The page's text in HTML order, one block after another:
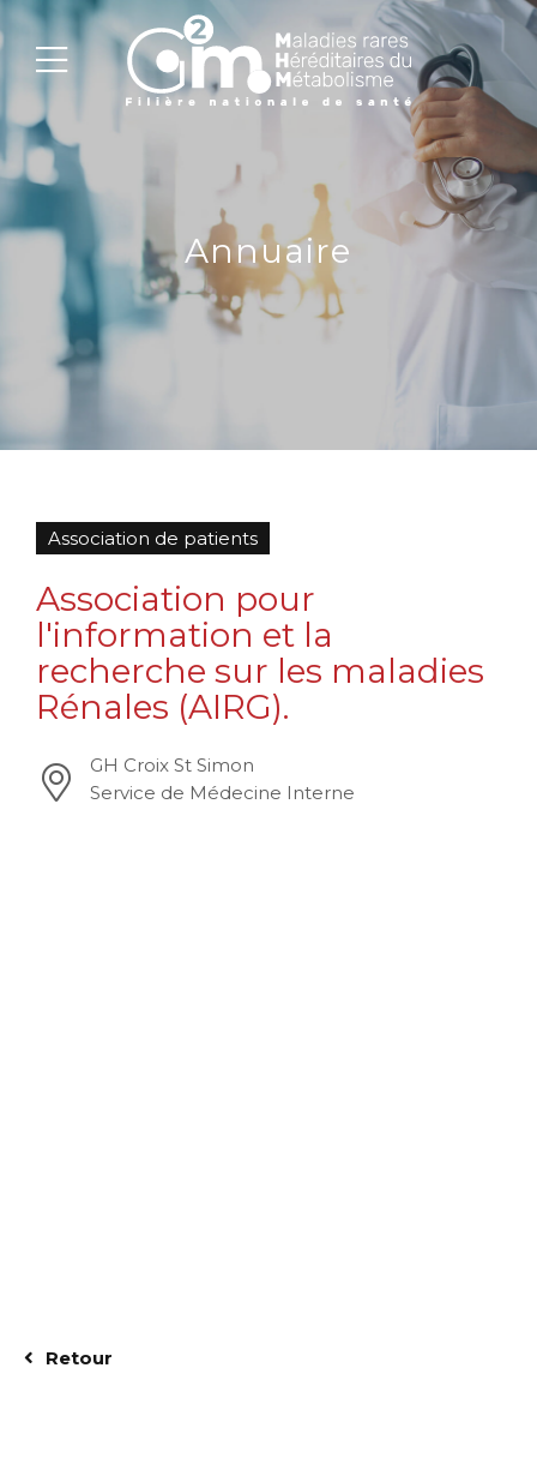
Annuaire
Association de patients
Association pour
l'information et la
recherche sur les maladies
Rénales (AIRG).
GH Croix St Simon
Service de Médecine Interne
Retour